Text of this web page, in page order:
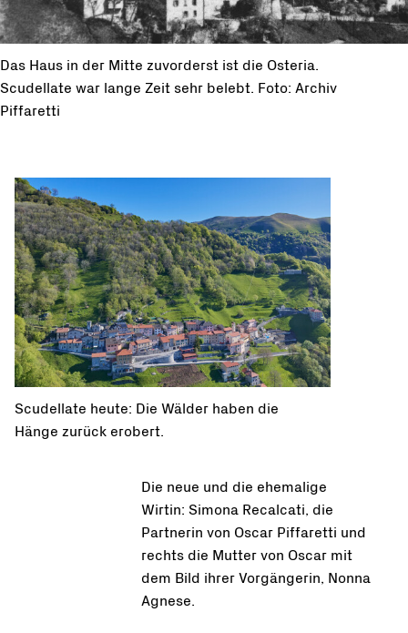
Das Haus in der Mitte zuvorderst ist die Osteria.
Scudellate war lange Zeit sehr belebt. Foto: Archiv
Piffaretti
Scudellate heute: Die Wälder haben die
Hänge zurück erobert.
Die neue und die ehemalige
Wirtin: Simona Recalcati, die
Partnerin von Oscar Piffaretti und
rechts die Mutter von Oscar mit
dem Bild ihrer Vorgängerin, Nonna
Agnese.